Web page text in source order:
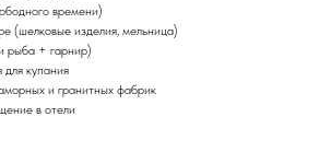
времени)
(шелковые изделия, мельница)
рыба + гарнир)
купания
и гранитных фабрик
в отели